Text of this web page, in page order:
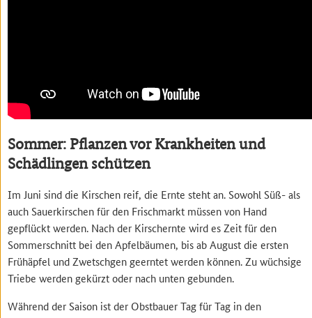
Sommer: Pflanzen vor Krankheiten und
Schädlingen schützen
Im Juni sind die Kirschen reif, die Ernte steht an. Sowohl Süß- als
auch Sauerkirschen für den Frischmarkt müssen von Hand
gepflückt werden. Nach der Kirschernte wird es Zeit für den
Sommerschnitt bei den Apfelbäumen, bis ab August die ersten
Frühäpfel und Zwetschgen geerntet werden können. Zu wüchsige
Triebe werden gekürzt oder nach unten gebunden.
Während der Saison ist der Obstbauer Tag für Tag in den